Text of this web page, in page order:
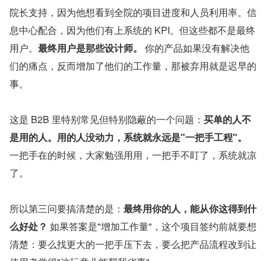
院长支持，因为他想看到全院的项目进度和人员利用率。信
息中心配合，因为他们有上系统的 KPI。但这些都不是最终
用户。 最终用户是那些设计师。
你的产品如果没有解决他
们的痛点，反而增加了他们的工作量，那被弃用就是迟早的
事。
这是 B2B 里特别常见但特别隐蔽的一个问题： 买单的人不
是用的人。用的人没动力，系统就永远是"一把手工程"。
一把手在的时候，大家勉强用用，一把手不盯了，系统就凉
了。
所以第三问要搞清楚的是： 最终用你的人，能从你这得到什
么好处？ 如果答案是"增加工作量"，这个项目签约前就要想
清楚：要么找更大的一把手压下去，要么把产品流程改到让